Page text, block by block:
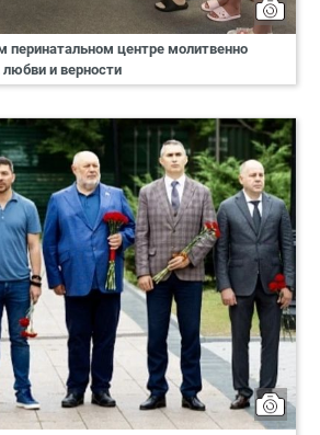
перинатальном центре молитвенно
и верности